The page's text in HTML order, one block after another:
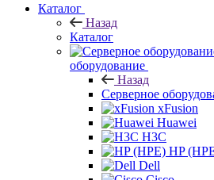
Каталог
Назад
Каталог
оборудование
Назад
Серверное
xFusion
Huawei
H3C
HP
Dell